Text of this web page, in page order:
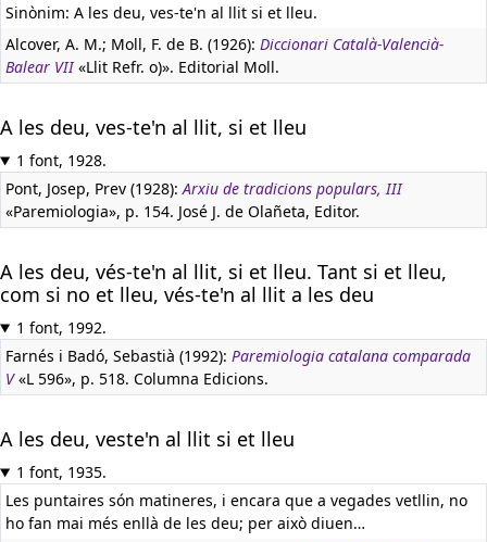
Sinònim: A les deu, ves-te'n al llit si et lleu.
Alcover, A. M.; Moll, F. de B. (1926): Diccionari Català-Valencià-
Balear VII«Llit Refr. o)». Editorial Moll.
A les deu, ves-te'n al llit, si et lleu
1 font, 1928.
Pont, Josep, Prev (1928):Arxiu de tradicions populars, III
«Paremiologia», p. 154. José J. de Olañeta, Editor.
A les deu, vés-te'n al llit, si et lleu. Tant si et lleu,
com si no et lleu, vés-te'n al llit a les deu
1 font, 1992.
Farnés i Badó, Sebastià (1992): Paremiologia catalana comparada
V«L 596», p. 518. Columna Edicions.
A les deu, veste'n al llit si et lleu
1 font, 1935.
Les puntaires són matineres, i encara que a vegades vetllin, no
ho fan mai més enllà de les deu; per això diuen…